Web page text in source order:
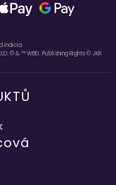
indicia
© & ™ WBEI. Publishing Rights © JKR.